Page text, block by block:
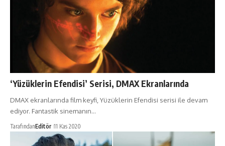
‘Yüzüklerin Efendisi’ Serisi, DMAX Ekranlarında
DMAX ekranlarında film keyfi, Yüzüklerin Efendisi serisi ile devam
ediyor. Fantastik sinemanın…
TarafındanEditör 11 Kas 2020